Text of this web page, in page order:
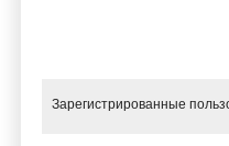
Зарегистрированные